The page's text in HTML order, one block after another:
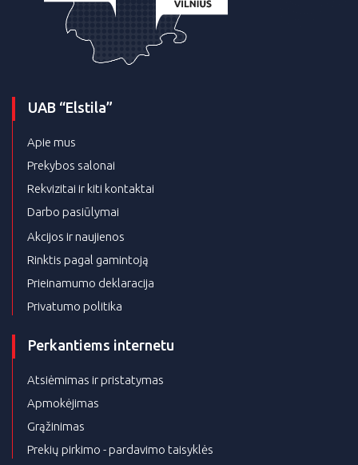
UAB “Elstila”
Apie mus
Prekybos salonai
Rekvizitai ir kiti kontaktai
Darbo pasiūlymai
Akcijos ir naujienos
Rinktis pagal gamintoją
Prieinamumo deklaracija
Privatumo politika
Perkantiems internetu
Atsiėmimas ir pristatymas
Apmokėjimas
Grąžinimas
Prekių pirkimo - pardavimo taisyklės